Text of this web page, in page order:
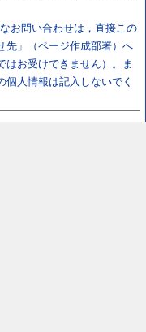
お問い合わせは，直接この
先」（ページ作成部署）へ
はお受けできません）。ま
個人情報は記入しないでく